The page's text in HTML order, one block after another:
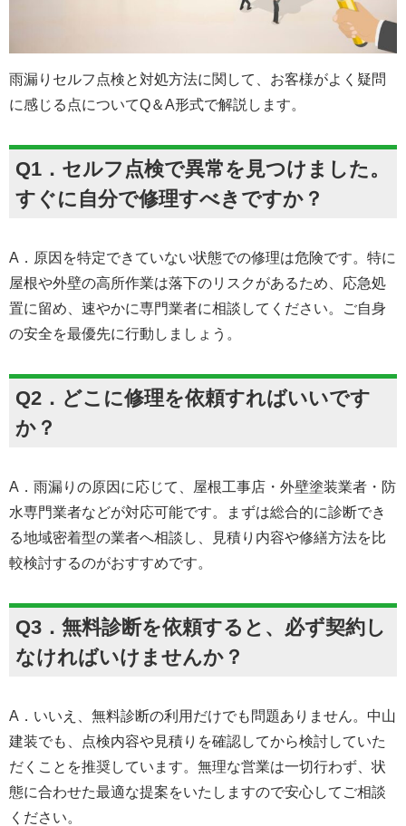
雨漏りセルフ点検と対処方法に関して、お客様がよく疑問
に感じる点についてQ＆A形式で解説します。
Q1．セルフ点検で異常を見つけました。
すぐに自分で修理すべきですか？
A．原因を特定できていない状態での修理は危険です。特に
屋根や外壁の高所作業は落下のリスクがあるため、応急処
置に留め、速やかに専門業者に相談してください。ご自身
の安全を最優先に行動しましょう。
Q2．どこに修理を依頼すればいいです
か？
A．雨漏りの原因に応じて、屋根工事店・外壁塗装業者・防
水専門業者などが対応可能です。まずは総合的に診断でき
る地域密着型の業者へ相談し、見積り内容や修繕方法を比
較検討するのがおすすめです。
Q3．無料診断を依頼すると、必ず契約し
なければいけませんか？
A．いいえ、無料診断の利用だけでも問題ありません。中山
建装でも、点検内容や見積りを確認してから検討していた
だくことを推奨しています。無理な営業は一切行わず、状
態に合わせた最適な提案をいたしますので安心してご相談
ください。